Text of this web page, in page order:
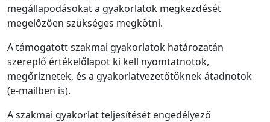
megállapodásokat a gyakorlatok megkezdését
megelőzően szükséges megkötni.
A támogatott szakmai gyakorlatok határozatán
szereplő értékelőlapot ki kell nyomtatnotok,
megőriznetek, és a gyakorlatvezetőtöknek átadnotok
(e-mailben is).
A szakmai gyakorlat teljesítését engedélyező